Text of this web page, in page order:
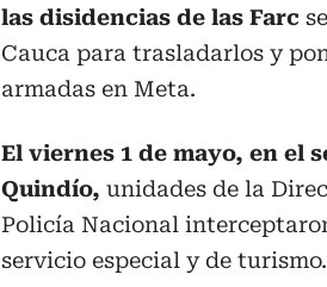
las disidencias de las Farc
Cauca para trasladarlos y
armadas en Meta.
El viernes 1 de mayo, en el
Quindío, unidades de la
Policía Nacional
servicio especial y de turismo.